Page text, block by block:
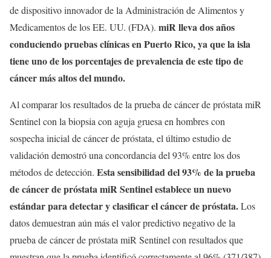
de dispositivo innovador de la Administración de Alimentos y
Medicamentos de los EE. UU. (FDA). miR lleva dos años
conduciendo pruebas clínicas en Puerto Rico, ya que la isla
tiene uno de los porcentajes de prevalencia de este tipo de
cáncer más altos del mundo.
Al comparar los resultados de la prueba de cáncer de próstata miR
Sentinel con la biopsia con aguja gruesa en hombres con
sospecha inicial de cáncer de próstata, el último estudio de
validación demostró una concordancia del 93% entre los dos
métodos de detección. Esta sensibilidad del 93% de la prueba
de cáncer de próstata miR Sentinel establece un nuevo
estándar para detectar y clasificar el cáncer de próstata.Los
datos demuestran aún más el valor predictivo negativo de la
prueba de cáncer de próstata miR Sentinel con resultados que